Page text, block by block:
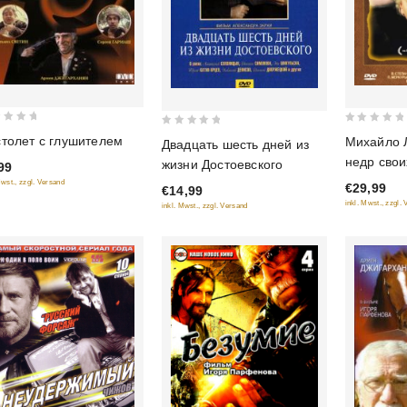
с глушителем
zzgl. Versand
out
of
5
Двадцать шесть дней из
жизни Достоевского
€14,99
inkl. Mwst., zzgl. Versand
of
5
Михайло
недр
учености
€29,99
inkl. Mwst., zzgl.